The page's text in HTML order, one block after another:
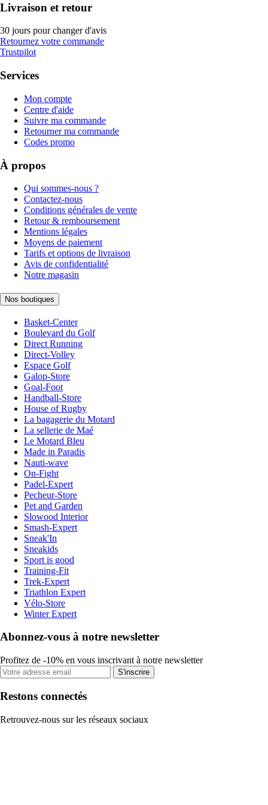
Livraison et retour
30 jours pour changer d'avis
Retournez votre commande
Trustpilot
Services
Mon compte
Centre d'aide
Suivre ma commande
Retourner ma commande
Codes promo
À propos
Qui sommes-nous ?
Contactez-nous
Conditions générales de vente
Retour & remboursement
Mentions légales
Moyens de paiement
Tarifs et options de livraison
Avis de confidentialité
Notre magasin
Nos boutiques
Basket-Center
Boulevard du Golf
Direct Running
Direct-Volley
Espace Golf
Galop-Store
Goal-Foot
Handball-Store
House of Rugby
La bagagerie du Motard
La sellerie de Maé
Le Motard Bleu
Made in Paradis
Nauti-wave
On-Fight
Padel-Expert
Pecheur-Store
Pet and Garden
Slowood Interior
Smash-Expert
Sneak'In
Sneakids
Sport is good
Training-Fit
Trek-Expert
Triathlon Expert
Vélo-Store
Winter Expert
Abonnez-vous à notre newsletter
Profitez de -10% en vous inscrivant à notre newsletter
S'inscrire
Restons connectés
Retrouvez-nous sur les réseaux sociaux